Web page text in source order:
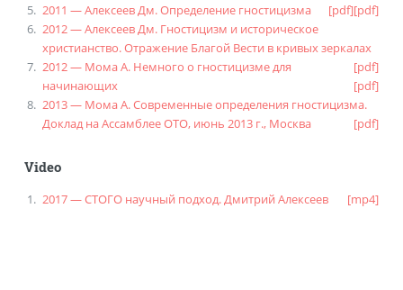
[pdf]
2011 — Алексеев Дм. Определение гностицизма
[pdf]
2012 — Алексеев Дм. Гностицизм и историческое
христианство. Отражение Благой Вести в кривых зеркалах
[pdf]
2012 — Мома А. Немного о гностицизме для
начинающих
[pdf]
2013 — Мома А. Современные определения гностицизма.
Доклад на Ассамблее ОТО, июнь 2013 г., Москва
[pdf]
Video
2017 — СТОГО научный подход. Дмитрий Алексеев [mp4]